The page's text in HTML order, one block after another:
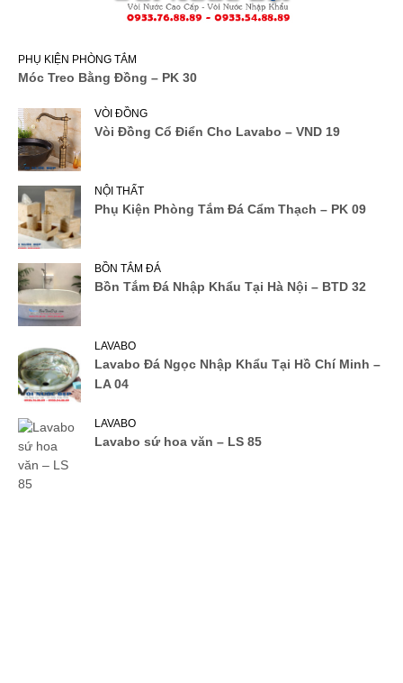
PHỤ KIỆN PHÒNG TẮM
Móc Treo Bằng Đồng – PK 30
VÒI ĐỒNG
Vòi Đồng Cổ Điển Cho Lavabo – VND 19
NỘI THẤT
Phụ Kiện Phòng Tắm Đá Cẩm Thạch – PK 09
BỒN TẮM ĐÁ
Bồn Tắm Đá Nhập Khẩu Tại Hà Nội – BTD 32
LAVABO
Lavabo Đá Ngọc Nhập Khẩu Tại Hồ Chí Minh –
LA 04
LAVABO
Lavabo sứ hoa văn – LS 85